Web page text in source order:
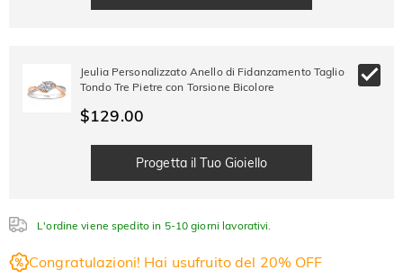
Jeulia Personalizzato Anello di Fidanzamento Taglio
Tondo Tre Pietre con Torsione Bicolore
$129.00
Progetta il Tuo Gioiello
L'ordine viene spedito in 5-10 giorni lavorativi.
Congratulazioni! Hai usufruito del 20% OFF